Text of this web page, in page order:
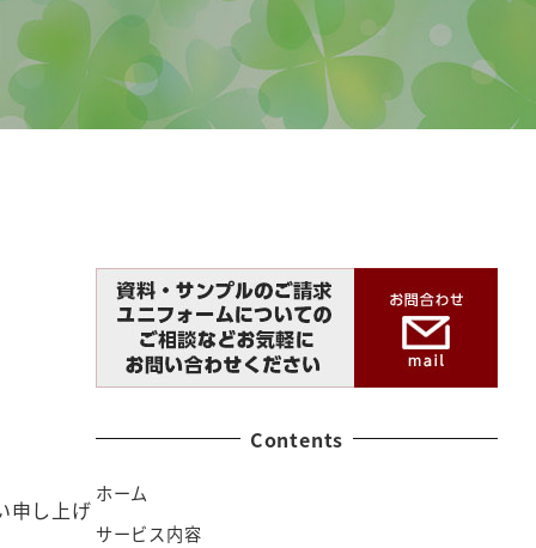
申し上げ
Contents
ホーム
サービス内容